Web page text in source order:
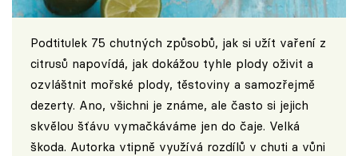
Podtitulek 75 chutných způsobů, jak si užít vaření z
citrusů napovídá, jak dokážou tyhle plody oživit a
ozvláštnit mořské plody, těstoviny a samozřejmě
dezerty. Ano, všichni je známe, ale často si jejich
skvělou šťávu vymačkáváme jen do čaje. Velká
škoda. Autorka vtipně využívá rozdílů v chuti a vůni